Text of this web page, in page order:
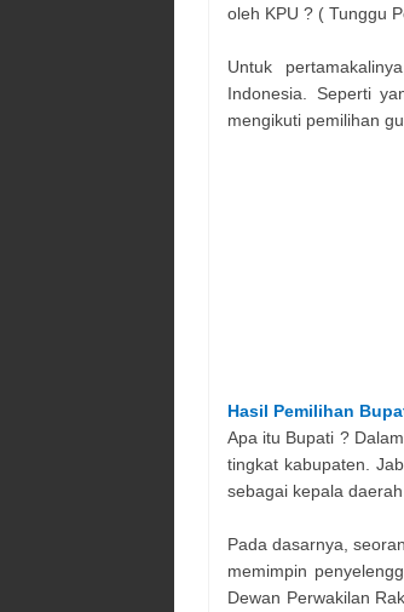
oleh KPU ? ( Tunggu
Untuk
Indonesia. Seperti
mengikuti pemilihan
Hasil Pemilihan
Apa itu Bupati ?
tingkat kabupaten.
sebagai kepala
Pada dasarnya,
memimpin
Dewan Perwakilan